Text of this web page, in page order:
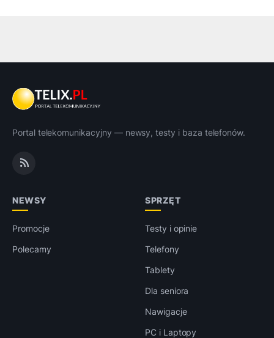
Portal telekomunikacyjny — newsy, testy i baza telefonów.
NEWSY
Promocje
Polecamy
SPRZĘT
Testy i opinie
Telefony
Tablety
Dla seniora
Nawigacje
PC i Laptopy